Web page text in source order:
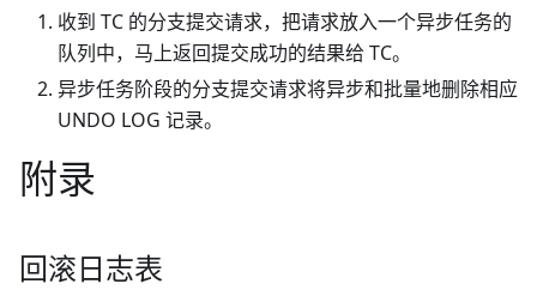
收到 TC 的分支提交请求，把请求放入一个异步任务的
队列中，马上返回提交成功的结果给 TC。
异步任务阶段的分支提交请求将异步和批量地删除相应
UNDO LOG 记录。
附录
回滚日志表